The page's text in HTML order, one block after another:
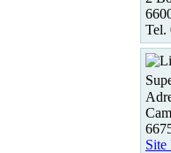
Tel.
Site